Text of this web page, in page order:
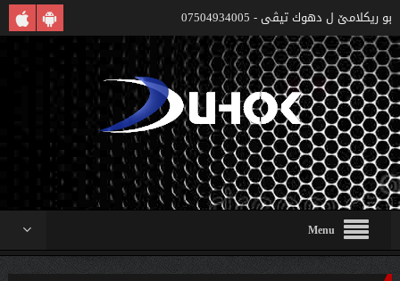
بو ريكلامێ ل دهوك تیڤی - 07504934005
Menu